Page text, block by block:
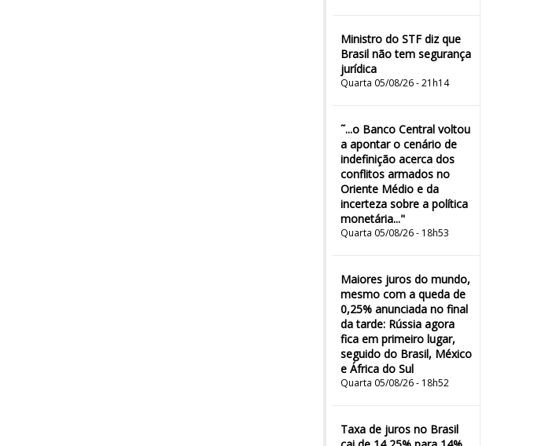
Ministro do STF diz que
Brasil não tem segurança
jurídica
Quarta 05/08/26 - 21h14
˜...o Banco Central voltou
a apontar o cenário de
indefinição acerca dos
conflitos armados no
Oriente Médio e da
incerteza sobre a política
monetária..."
Quarta 05/08/26 - 18h53
Maiores juros do mundo,
mesmo com a queda de
0,25% anunciada no final
da tarde: Rússia agora
fica em primeiro lugar,
seguido do Brasil, México
e África do Sul
Quarta 05/08/26 - 18h52
Taxa de juros no Brasil